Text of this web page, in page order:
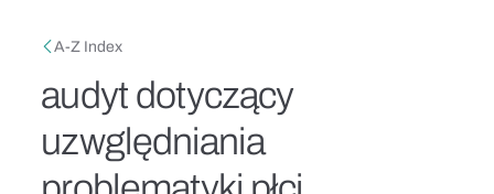
Breadcrumb
A-Z Index
audyt dotyczący
uzwględniania